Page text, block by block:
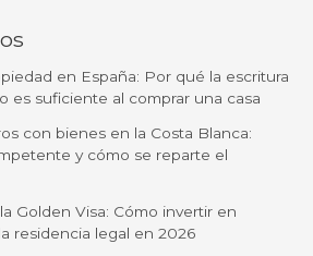
en España: Por qué la escritura
es suficiente al comprar una casa
con bienes en la Costa Blanca:
y cómo se reparte el
Golden Visa: Cómo invertir en
residencia legal en 2026